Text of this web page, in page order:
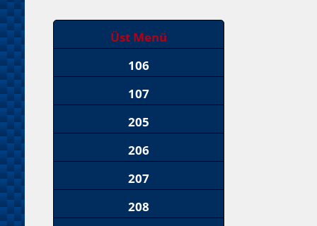
Üst Menü
106
107
205
206
207
208